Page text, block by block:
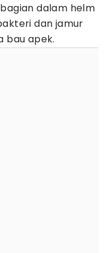
dalam helm
dan jamur
bau apek.